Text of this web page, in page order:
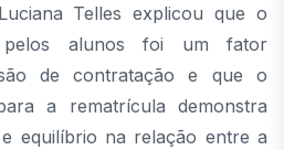
Telles explicou que o
alunos foi um fator
de contratação e que o
a rematrícula demonstra
equilíbrio na relação entre a